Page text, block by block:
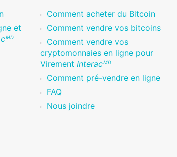
et
Comment acheter du Bitcoin
Comment vendre vos bitcoins
Comment vendre vos
cryptomonnaies en ligne pour
Virement Interacᴹᴰ
Comment pré-vendre en ligne
FAQ
Nous joindre